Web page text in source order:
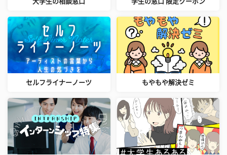
セルフライナーノーツ もやもや解決ゼミ